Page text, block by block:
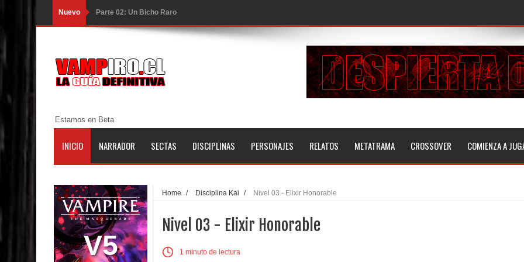
Nuevo Parte 02: Un Bicho Raro
Parte 01: Una Misión de Locos
Parte 03: Forastero en Tierra Muerta
Parte 10: El Secreto
Parte 06: El Trato con los Muertos
Parte 05: Sitiados
Parte 04: Se Descubre el Pastel
Parte 03: Una Piraña en el Bidé
Estamos en Beta
INICIO NARRADOR SECTAS DISCIPLINAS PERSONAJES RELATOS METATRAMA CROSSOVER COMIENZA A
V5
Home / Disciplina Kai / Nivel 03 - Elixir Honorable
Nivel 03 - Elixir Honorable
1 minuto de lectura